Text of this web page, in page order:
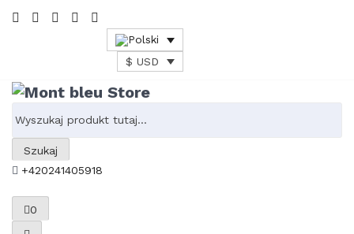
$ USD
Szukaj
+420241405918
0